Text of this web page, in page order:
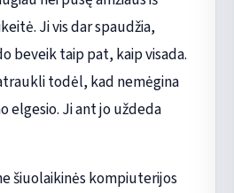
Ji vis dar spaudžia,
beveik taip pat, kaip visada.
todėl, kad nemėgina
elgesio. Ji ant jo uždeda
šiuolaikinės kompiuterijos